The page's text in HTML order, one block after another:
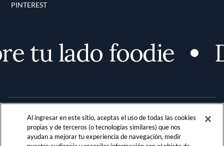
PINTEREST
tu lado foodie
Al ingresar en este sitio, aceptas el uso de todas las cookies
propias y de terceros (o tecnologías similares) que nos
ayudan a mejorar tu experiencia de navegación, medir